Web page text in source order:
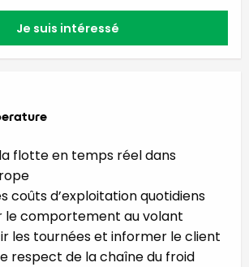
Je suis intéressé
flotte en temps réel dans
coûts d’exploitation quotidiens
le comportement au volant
les tournées et informer le client
respect de la chaîne du froid